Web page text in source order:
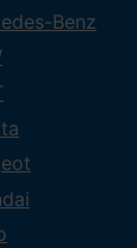
Benz